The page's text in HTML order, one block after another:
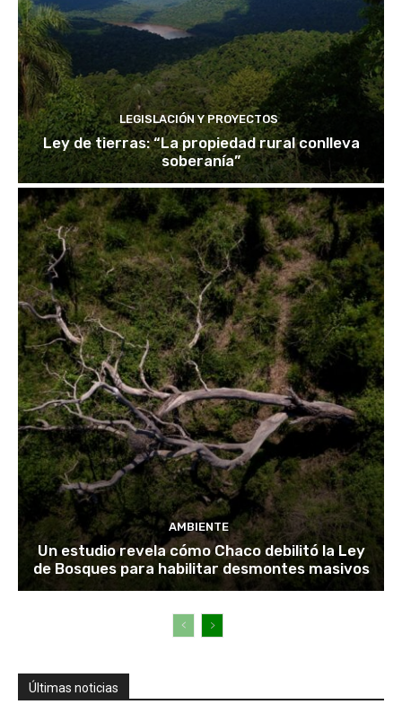
LEGISLACIÓN Y PROYECTOS
Ley de tierras: “La propiedad rural conlleva
soberanía”
AMBIENTE
Un estudio revela cómo Chaco debilitó la Ley
de Bosques para habilitar desmontes masivos
Últimas noticias